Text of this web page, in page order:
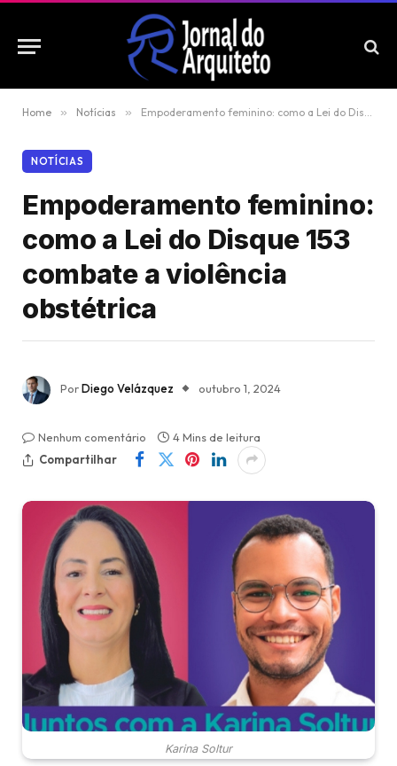
Home » Notícias » Empoderamento feminino: como a Lei do Disque 153 combate a violência obstétrica
NOTÍCIAS
Empoderamento feminino:
como a Lei do Disque 153
combate a violência
obstétrica
PorDiego Velázquez outubro 1, 2024
Nenhum comentário
4 Mins de leitura
Compartilhar
Karina Soltur